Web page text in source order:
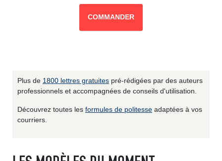
COMMANDER
Plus de 1800 lettres gratuites pré-rédigées par des auteurs
professionnels et accompagnées de conseils d'utilisation.
Découvrez toutes les formules de politesse adaptées à vos
courriers.